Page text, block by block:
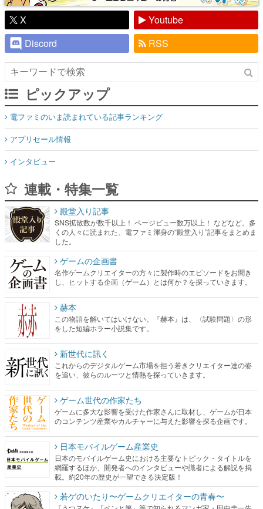
X
Youtube
Discord
RSS
ピックアップ
電ファミのいま読まれている記事ランキング
アプリセール情報
インタビュー
連載・特集一覧
殿堂入り記事
SNS拡散数が数千以上！ ページビュー数万以上！ などなど。多
くの人々に読まれた、電ファミ渾身の“殿堂入り”記事をまとめま
した。
ゲームの企画書
名作ゲームクリエイターの方々に製作時のエピソードをお聞き
し、ヒットする企画（ゲーム）とは何か？を探っていきます。
赫本
この物語を解いてはいけない。『赫本』は、〈試験問題〉の形
をした短編ホラー小説集です。
新世代に訊く
これからのデジタルゲーム市場を担う若きクリエイター達の姿
を追い、彼らのルーツと情熱を探っていきます。
ゲーム世代の作家たち
ゲームに多大な影響を受けた作家さんに取材し、ゲームが日本
のコンテンツ産業やカルチャーに与えた影響を探る企画です。
日本モバイルゲーム産業史
日本のモバイルゲーム史における主要なトピック・タイトルを
網羅するほか、開発者へのインタビューや識者による解説を掲
載。約20年の歴史が一望できる決定版！
若ゲのいたり〜ゲームクリエイターの青春〜